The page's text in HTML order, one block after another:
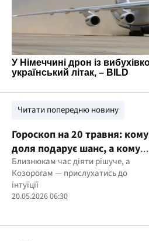
Читати попередню новину
Гороскоп на 20 травня: кому
доля подарує шанс, а кому
варто сповільнитись
Близнюкам час діяти рішуче, а
Козорогам — прислухатись до
інтуїції
20.05.2026 06:30